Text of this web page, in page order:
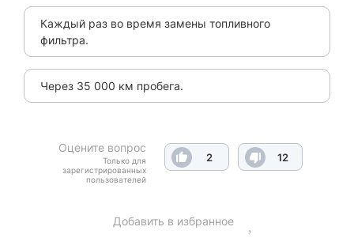
Каждый раз во время замены топливного
фильтра.
Через 35 000 км пробега.
Оцените вопрос
Только для
зарегистрированных
пользователей
2 12
Добавить в избранное